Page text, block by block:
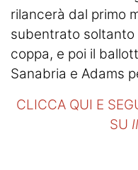
rilancerà dal primo
subentrato soltanto
coppa, e poi il
Sanabria e Adams
CLICCA QUI E
SU